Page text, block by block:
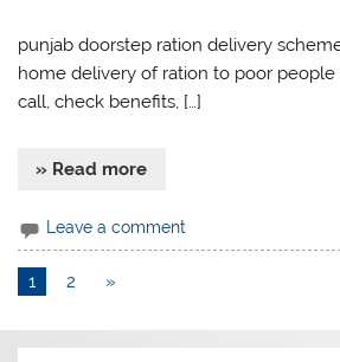
punjab doorstep ration delivery
home delivery of ration to poor
call, check benefits, […]
» Read more
Leave a comment
1 2 »